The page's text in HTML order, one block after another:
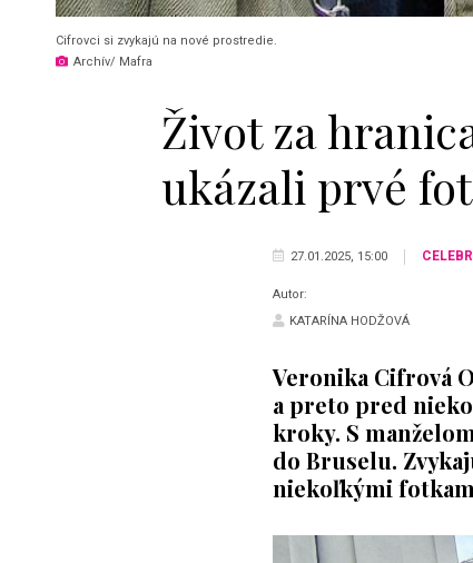
Cifrovci si zvykajú na nové prostredie.
Archív/ Mafra
Život za
ukázali prvé
27.01.2025, 15:00
Autor:
KATARÍNA HODŽOVÁ
Veronika Cifrová
a preto pred
kroky. S
do Bruselu.
niekoľkými